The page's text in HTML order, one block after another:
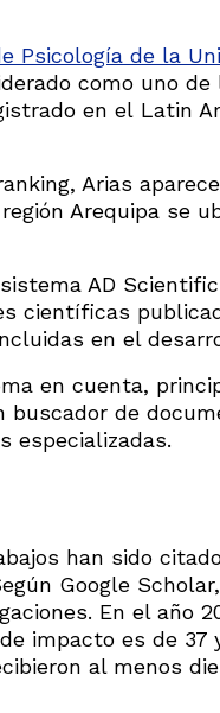
Psicología de la
como uno
en el Latin
Arias
Arequipa se
AD
científicas
en el
en cuenta,
buscador de
especializadas.
han sido
Google
En el año
impacto es de 37
al menos